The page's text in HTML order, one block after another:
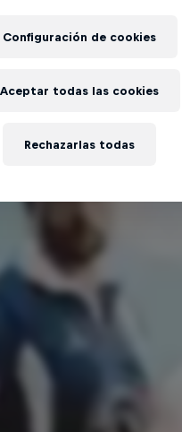
Configuración de cookies
Rechazarlas todas
Aceptar todas las cookies